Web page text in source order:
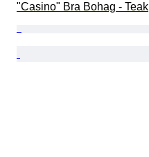
"Casino" Bra Bohag - Teak